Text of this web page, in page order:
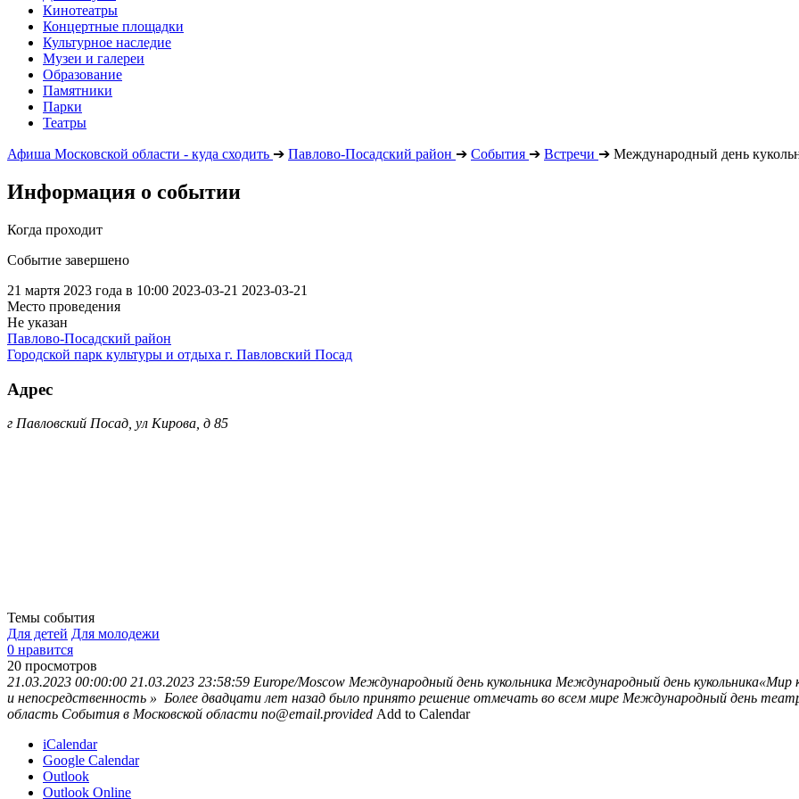
Кинотеатры
Концертные площадки
Культурное наследие
Музеи и галереи
Образование
Памятники
Парки
Театры
Афиша Московской области - куда сходить ➔ Павлово-Посадский район ➔ События ➔ Встречи ➔ Международный день
Информация о событии
Когда проходит
Событие завершено
21 мартя 2023 года в 10:00 2023-03-21 2023-03-21
Место проведения
Не указан
Павлово-Посадский район
Городской парк культуры и отдыха г. Павловский Посад
Адрес
г Павловский Посад, ул Кирова, д 85
Темы события
Для детей Для молодежи
0 нравится
20 просмотров
21.03.2023 00:00:00 21.03.2023 23:58:59 Europe/Moscow Международный день кукольника Международный день
и непосредственность » Более двадцати лет назад было принято решение отмечать во всем мире Международный день
область События в Московской области no@email.provided Add to Calendar
iCalendar
Google Calendar
Outlook
Outlook Online